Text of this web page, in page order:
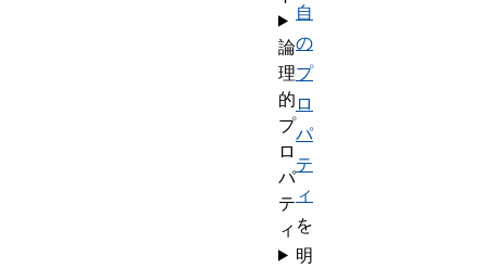
自
の
プ
ロ
パ
テ
ィ
を
明
論
理
的
プ
ロ
パ
テ
ィ